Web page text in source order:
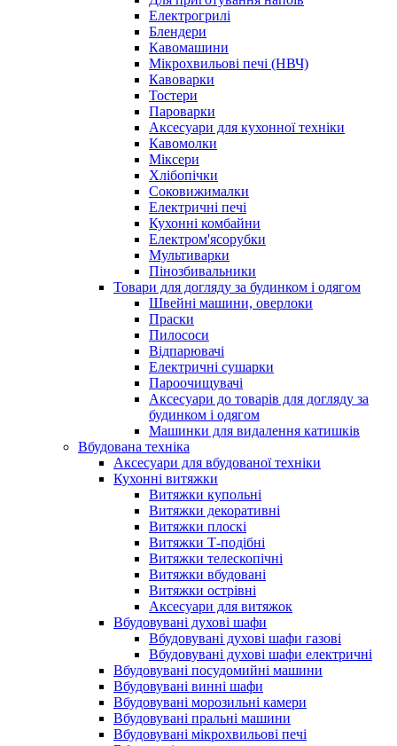
Електрогрилі
Блендери
Кавомашини
Мікрохвильові печі (НВЧ)
Кавоварки
Тостери
Пароварки
Аксесуари для кухонної техніки
Кавомолки
Міксери
Хлібопічки
Соковижималки
Електричні печі
Кухонні комбайни
Електром'ясорубки
Мультиварки
Пінозбивальники
Товари для догляду за будинком і одягом
Швейні машини, оверлоки
Праски
Пилососи
Відпарювачі
Електричні сушарки
Пароочищувачі
Аксесуари до товарів для догляду за
будинком і одягом
Машинки для видалення катишків
Вбудована техніка
Аксесуари для вбудованої техніки
Кухонні витяжки
Витяжки купольні
Витяжки декоративні
Витяжки плоскі
Витяжки Т-подібні
Витяжки телескопічні
Витяжки вбудовані
Витяжки острівні
Аксесуари для витяжок
Вбудовувані духові шафи
Вбудовувані духові шафи газові
Вбудовувані духові шафи електричні
Вбудовувані посудомийні машини
Вбудовувані винні шафи
Вбудовувані морозильні камери
Вбудовувані пральні машини
Вбудовувані мікрохвильові печі